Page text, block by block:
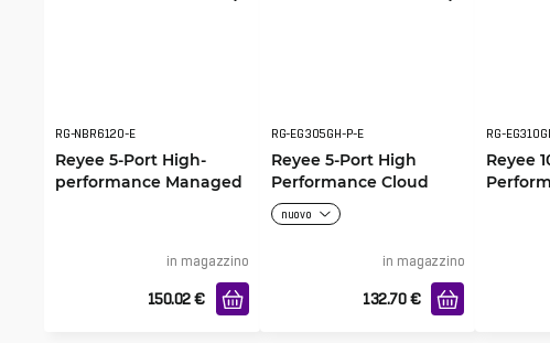
RG-NBR6120-E
Reyee 5-Port High-
performance Managed
in magazzino
150.02 €
RG-EG305GH-P-E
Reyee 5-Port High
Performance Cloud
Managed PoE Router
nuovo
in magazzino
132.70 €
RG-
Reyee